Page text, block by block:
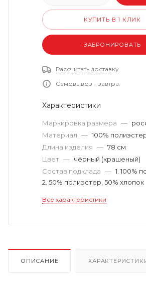
КУПИТЬ В 1 КЛИК
ЗАБРОНИРОВАТЬ
Рассчитать доставку
Самовывоз - завтра.
Характеристики
Маркировка размера —
Материал — 100%
Длина изделия — 78 см
Цвет — чёрный (крашеный)
Состав подклада — 1. 100%
2. 50% полиэстер, 50% хлопок
Все характеристики
ОПИСАНИЕ